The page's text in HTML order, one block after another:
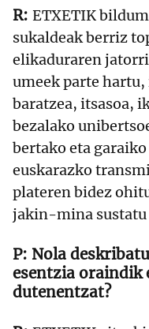
ETXETIK
sukaldeak berriz
elikaduraren
umeek parte hartu,
baratzea, itsasoa,
bezalako
bertako eta
euskarazko
plateren bidez
jakin-mina sustatu
Nola
esentzia oraindik
dutenentzat?